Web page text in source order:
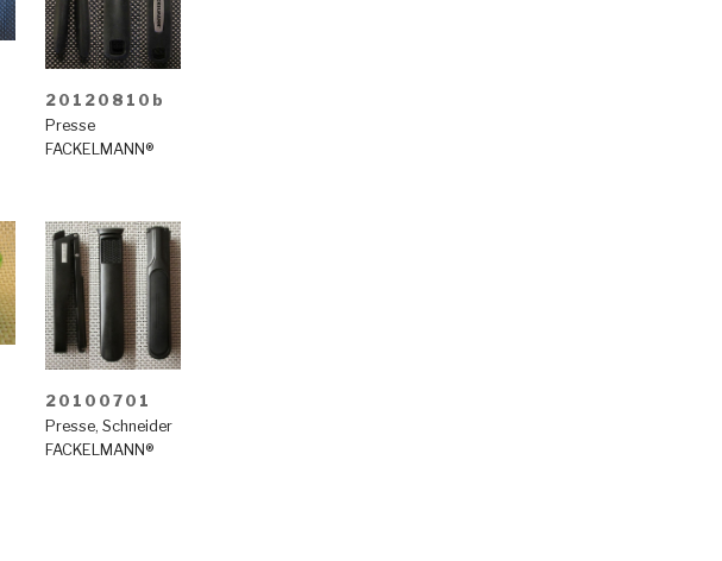
20120810b
Presse
FACKELMANN®
20100701
Presse,Schneider
FACKELMANN®